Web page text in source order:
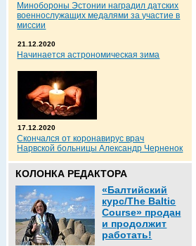
Минобороны Эстонии наградил датских
военнослужащих медалями за участие в
миссии
21.12.2020
Начинается астрономическая зима
17.12.2020
Скончался от коронавирус врач
Нарвской больницы Александр Черненок
КОЛОНКА РЕДАКТОРА
«Балтийский
курс/The Baltic
Course» продан
и продолжит
работать!